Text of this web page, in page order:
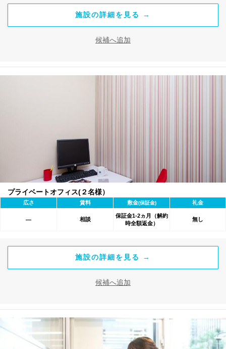
施設の詳細を見る →
候補へ追加
プライベートオフィス(２名様）
広さ 賃料 敷金(保証金) 礼金
― 相談
保証金1-2ヵ月（解約
時全額返金）
無し
施設の詳細を見る →
候補へ追加